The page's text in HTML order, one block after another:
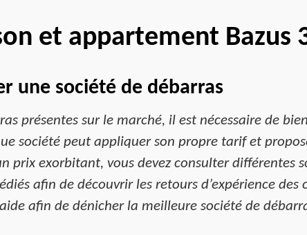
et appartement Bazus
une société de débarras
présentes sur le marché, il est nécessaire de
société peut appliquer son propre tarif et
prix exorbitant, vous devez consulter différentes
afin de découvrir les retours d’expérience des
afin de dénicher la meilleure société de